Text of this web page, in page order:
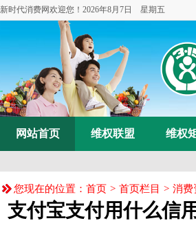
新时代消费网欢迎您！ 2026年8月7日 星期五
网站首页 维权联盟 维权
您现在的位置： 首页 > 首页栏目 > 消费
支付宝支付用什么信